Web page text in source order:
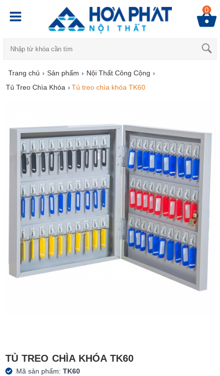
0
Trang chủ › Sản phẩm › Nội Thất Công Cộng ›
Tủ Treo Chìa Khóa › Tủ treo chìa khóa TK60
TỦ TREO CHÌA KHÓA TK60
Mã sản phẩm:TK60